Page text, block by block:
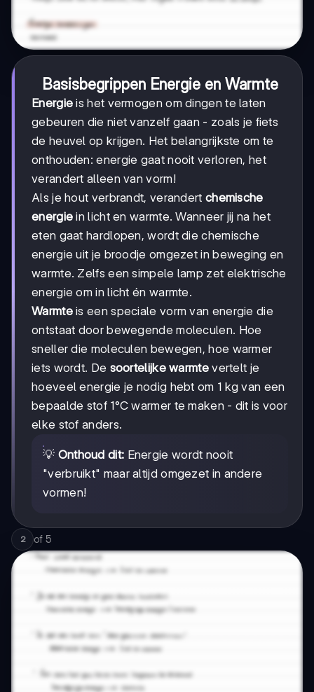
Basisbegrippen Energie en Warmte
Energie is het vermogen om dingen te laten
gebeuren die niet vanzelf gaan - zoals je fiets
de heuvel op krijgen. Het belangrijkste om te
onthouden: energie gaat nooit verloren, het
verandert alleen van vorm!
Als je hout verbrandt, verandert chemische
energie in licht en warmte. Wanneer jij na het
eten gaat hardlopen, wordt die chemische
energie uit je broodje omgezet in beweging en
warmte. Zelfs een simpele lamp zet elektrische
energie om in licht én warmte.
Warmteis een speciale vorm van energie die
ontstaat door bewegende moleculen. Hoe
sneller die moleculen bewegen, hoe warmer
iets wordt. De soortelijke warmtevertelt je
hoeveel energie je nodig hebt om 1 kg van een
bepaalde stof 1°C warmer te maken - dit is voor
elke stof anders.
💡 Onthoud dit: Energie wordt nooit
"verbruikt" maar altijd omgezet in andere
vormen!
2 of 5